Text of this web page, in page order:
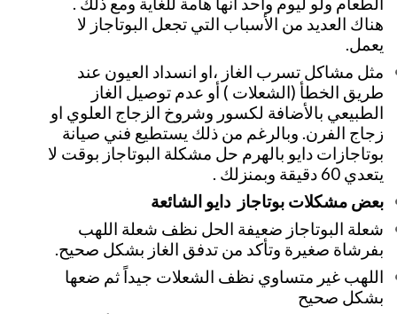
هناك العديد من الأسباب التي تجعل البوتاجاز لا
يعمل.
مثل مشاكل تسرب الغاز ،او انسداد العيون عند
طريق الخطأ (الشعلات ) أو عدم توصيل الغاز
الطبيعي بالأضافة لكسور وشروخ الزجاج العلوي او
زجاج الفرن. وبالرغم من ذلك يستطيع فني صيانة
بوتاجازات دايو بالهرم حل مشكلة البوتاجاز بوقت لا
يتعدي 60 دقيقة وبمنزلك .
بعض مشكلات بوتاجاز دايو الشائعة
شعلة البوتاجاز ضعيفة الحل نظف شعلة اللهب
بفرشاة صغيرة وتأكد من تدفق الغاز بشكل صحيح.
اللهب غير متساوي نظف الشعلات جيداً ثم ضعها
بشكل صحيح